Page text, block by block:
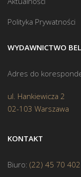
Polityka Prywatności
WYDAWNICTWO
Adres do
ul. Hankiewicza 2
02-103 Warszawa
KONTAKT
Biuro: (22) 45 70 402